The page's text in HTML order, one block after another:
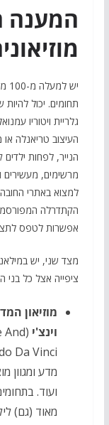
המענה
תחומים. יכול
גלריית ויטוריו
העיצוב טריאנלה או
הנייר, לפחות
מרשימים, מעשירים
למצוא באתרי
אפשרות לטפס
מצד שני, יש
ציפייה אצל כל
מוזיאון
וינצ'י And
מדע ומגוון
ועוד.
מאוד (גם)